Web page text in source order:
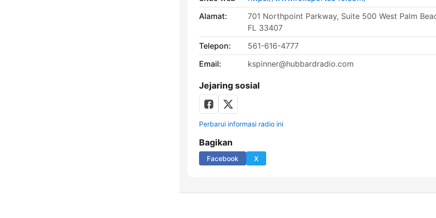
Alamat:
701 Northpoint Parkway, Suite 500 West Palm
FL 33407
Telepon:
561-616-4777
Email:
kspinner@hubbardradio.com
Jejaring sosial
Perbarui informasi radio ini
Bagikan
Facebook X